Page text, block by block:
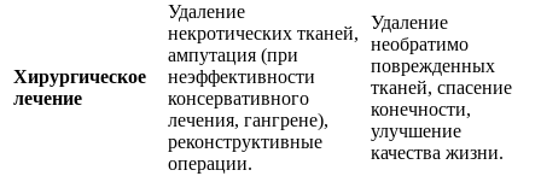
Хирургическое
лечение
Удаление
некротических тканей,
ампутация (при
неэффективности
консервативного
лечения, гангрене),
реконструктивные
операции.
Удаление
необратимо
поврежденных
тканей, спасение
конечности,
улучшение
качества жизни.